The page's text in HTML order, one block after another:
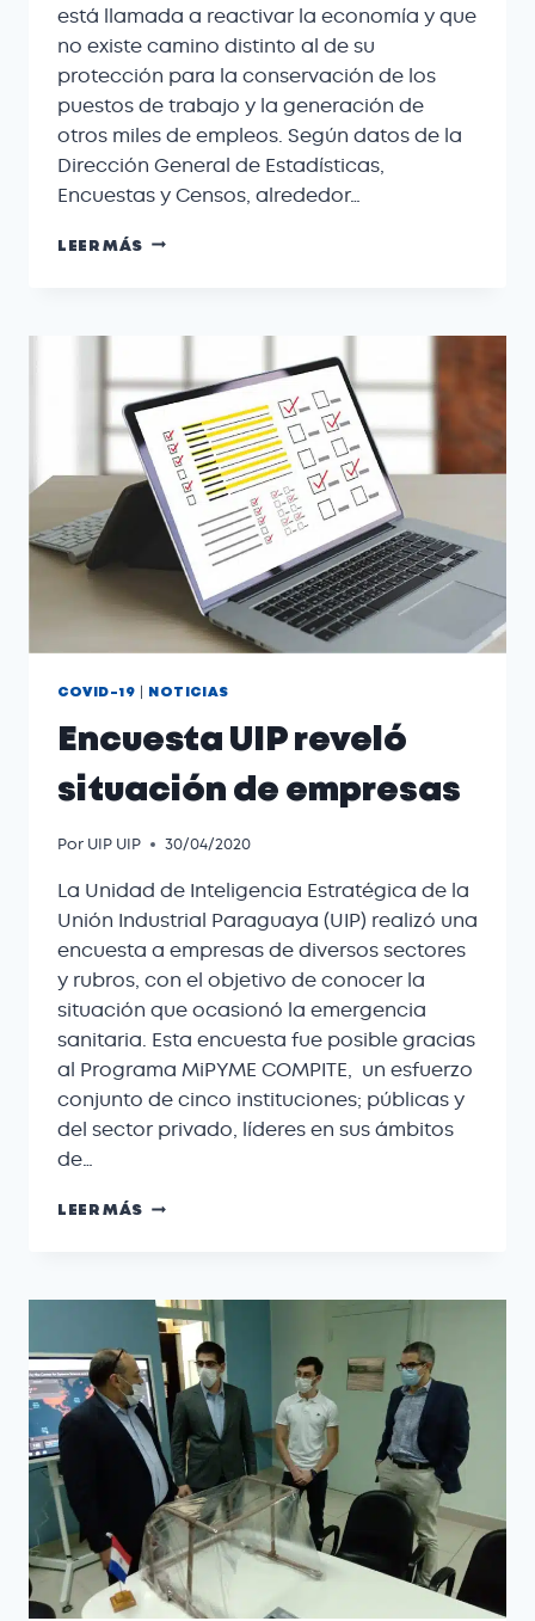
está llamada a reactivar la economía y que
no existe camino distinto al de su
protección para la conservación de los
puestos de trabajo y la generación de
otros miles de empleos. Según datos de la
Dirección General de Estadísticas,
Encuestas y Censos, alrededor…
LEER MÁS
COVID-19 NOTICIAS
Encuesta UIP reveló
situación de empresas
Por UIP UIP 30/04/2020
La Unidad de Inteligencia Estratégica de la
Unión Industrial Paraguaya (UIP) realizó una
encuesta a empresas de diversos sectores
y rubros, con el objetivo de conocer la
situación que ocasionó la emergencia
sanitaria. Esta encuesta fue posible gracias
al Programa MiPYME COMPITE, un esfuerzo
conjunto de cinco instituciones; públicas y
del sector privado, líderes en sus ámbitos
de…
LEER MÁS